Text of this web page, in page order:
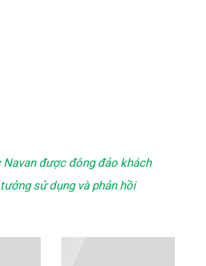
Navan được đông đảo khách
sử dụng và phản hồi